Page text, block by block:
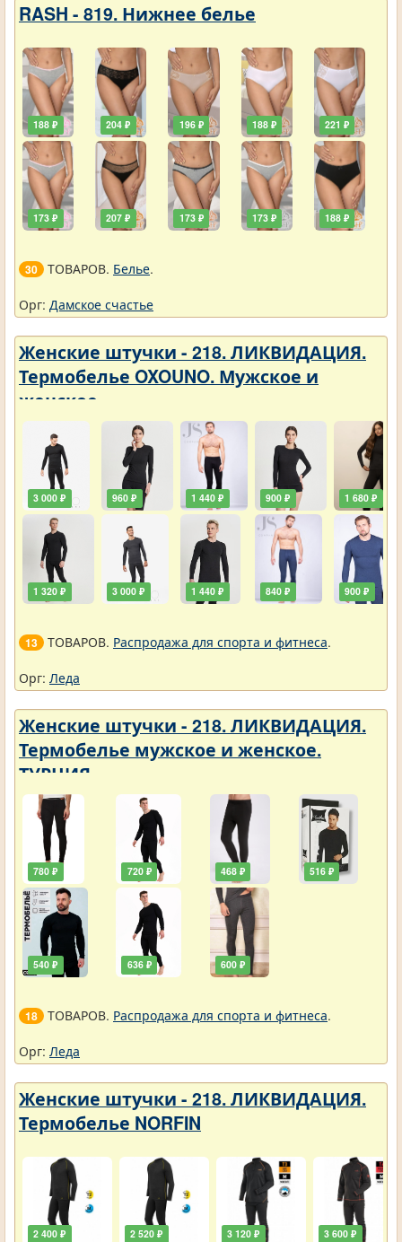
RASH - 819. Нижнее белье
188 ₽
173 ₽
204 ₽
207 ₽
196 ₽
173 ₽
188 ₽
173 ₽
221 ₽
188 ₽
30 ТОВАРОВ. Белье.
Орг: Дамское счастье
Женские штучки - 218. ЛИКВИДАЦИЯ.
Термобелье OXOUNO. Мужское и
женское
3 000 ₽
1 320 ₽
960 ₽
3 000 ₽
1 440 ₽
1 440 ₽
900 ₽
840 ₽
1 680 ₽
900 ₽
13 ТОВАРОВ. Распродажа для спорта и фитнеса.
Орг: Леда
Женские штучки - 218. ЛИКВИДАЦИЯ.
Термобелье мужское и женское.
ТУРЦИЯ
780 ₽
540 ₽
720 ₽
636 ₽
468 ₽
600 ₽
516 ₽
18 ТОВАРОВ. Распродажа для спорта и фитнеса.
Орг: Леда
Женские штучки - 218. ЛИКВИДАЦИЯ.
Термобелье NORFIN
2 400 ₽ 2 520 ₽ 3 120 ₽ 3 600 ₽